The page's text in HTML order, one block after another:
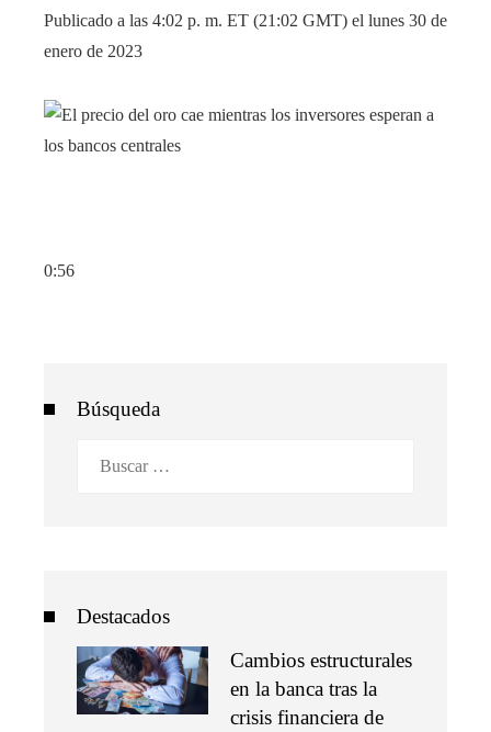
Publicado a las 4:02 p. m. ET (21:02 GMT) el lunes 30 de
enero de 2023
0:56
Búsqueda
Destacados
Cambios estructurales
en la banca tras la
crisis financiera de